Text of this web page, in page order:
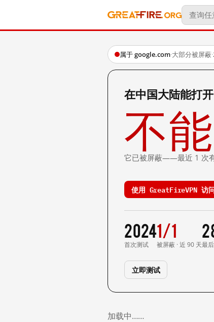
属于 google.com·大部分被屏蔽·
在中国大陆能打
不能
它已被屏蔽——最近 1 次
使用 GreatFireVPN 访
2024
首次测试
1/1
被屏蔽 · 近 90 天最
立即测试
加载中……